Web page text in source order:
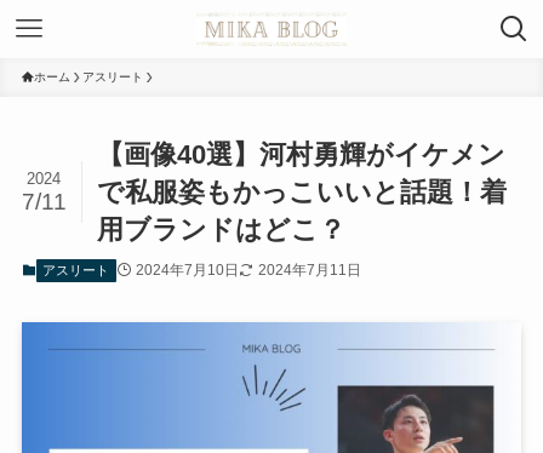
ホーム アスリート
【画像40選】河村勇輝がイケメン
で私服姿もかっこいいと話題！着
用ブランドはどこ？
2024
7/11
アスリート 2024年7月10日 2024年7月11日